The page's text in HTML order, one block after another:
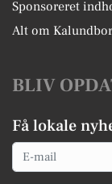
Sponsoreret
Alt om
BLIV
Få lokale
Email